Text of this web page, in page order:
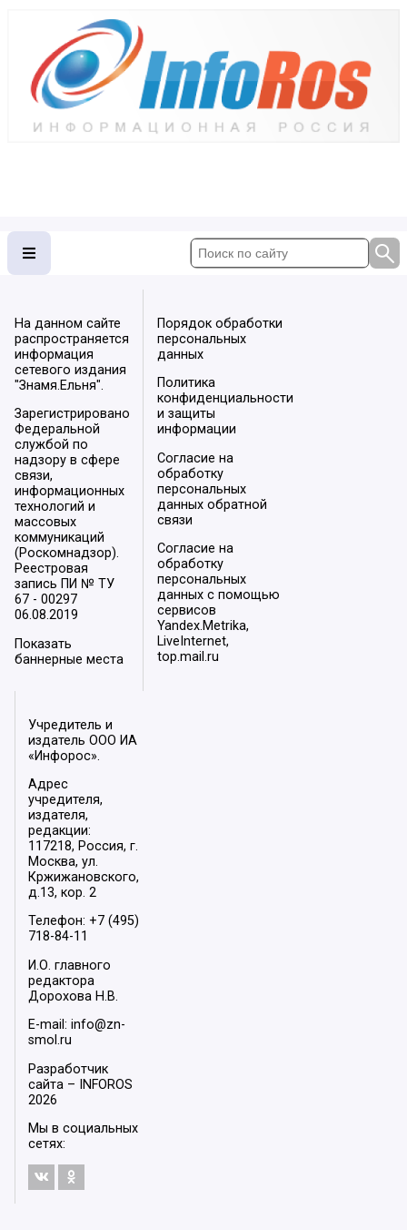
На данном сайте
распространяется
информация
сетевого издания
"Знамя.Ельня".
Зарегистрировано
Федеральной
службой по
надзору в сфере
связи,
информационных
технологий и
массовых
коммуникаций
(Роскомнадзор).
Реестровая
запись ПИ № ТУ
67 - 00297
06.08.2019
Показать
баннерные места
Порядок обработки
персональных
данных
Политика
конфиденциальности
и защиты
информации
Согласие на
обработку
персональных
данных обратной
связи
Согласие на
обработку
персональных
данных с помощью
сервисов
Yandex.Metrika,
LiveInternet,
top.mail.ru
Учредитель и
издатель ООО ИА
«Инфорос».
Адрес
учредителя,
издателя,
редакции:
117218, Россия, г.
Москва, ул.
Кржижановского,
д.13, кор. 2
Телефон: +7 (495)
718-84-11
И.О. главного
редактора
Дорохова Н.В.
E-mail: info@zn-
smol.ru
Разработчик
сайта –
INFOROS
2026
Мы в социальных
сетях: